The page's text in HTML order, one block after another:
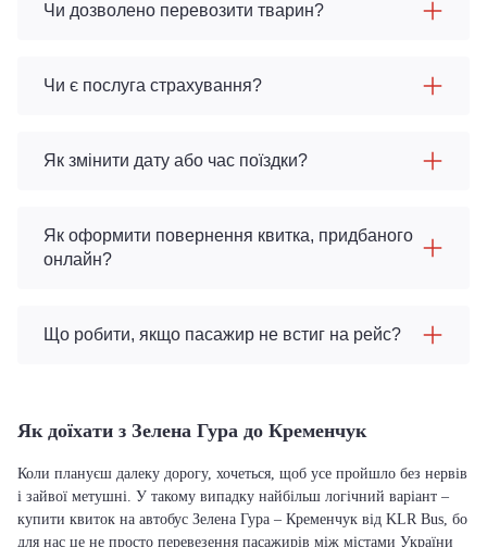
Чи дозволено перевозити тварин?
Чи є послуга страхування?
Як змінити дату або час поїздки?
Як оформити повернення квитка, придбаного
онлайн?
Що робити, якщо пасажир не встиг на рейс?
Як доїхати з Зелена Гура до Кременчук
Коли плануєш далеку дорогу, хочеться, щоб усе пройшло без нервів
і зайвої метушні. У такому випадку найбільш логічний варіант –
купити квиток на автобус Зелена Гура – Кременчук від KLR Bus, бо
для нас це не просто перевезення пасажирів між містами України